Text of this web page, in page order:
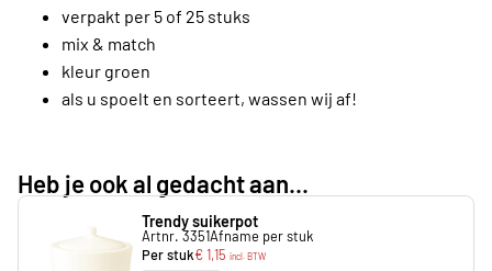
verpakt per 5 of 25 stuks
mix & match
kleur groen
als u spoelt en sorteert, wassen wij af!
Heb je ook al gedacht aan...
Trendy suikerpot
Artnr. 3351Afname per stuk
Per stuk€1,15 incl. BTW